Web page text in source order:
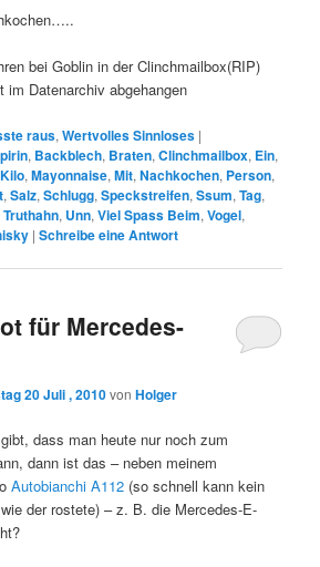
bei Goblin in der Clinchmailbox(RIP)
im Datenarchiv abgehangen
raus,Wertvolles Sinnloses |
, Backblech, Braten,Clinchmailbox, Ein,
Kilo,Mayonnaise,Mit,Nachkochen, Person,
,Salz,Schlugg,Speckstreifen,Ssum,Tag,
Truthahn, Unn,Viel Spass Beim,Vogel,
|Schreibe eine Antwort
für Mercedes-
20 Juli , 2010vonHolger
dass man heute nur noch zum
dann ist das – neben meinem
Autobianchi A112 (so schnell kann kein
der rostete) – z. B. die Mercedes-E-